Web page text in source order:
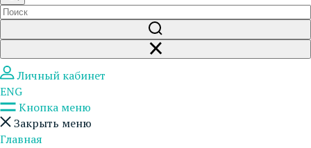
Личный кабинет
ENG
Кнопка меню
Закрыть меню
Главная